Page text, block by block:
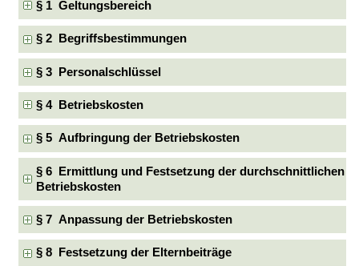
§ 1 Geltungsbereich
§ 2 Begriffsbestimmungen
§ 3 Personalschlüssel
§ 4 Betriebskosten
§ 5 Aufbringung der Betriebskosten
§ 6 Ermittlung und Festsetzung der durchschnittlichen
Betriebskosten
§ 7 Anpassung der Betriebskosten
§ 8 Festsetzung der Elternbeiträge